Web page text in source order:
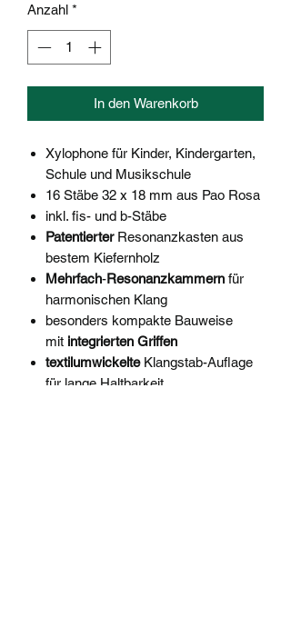
Anzahl *
In den Warenkorb
Xylophone für Kinder, Kindergarten,
Schule und Musikschule
16 Stäbe 32 x 18 mm aus Pao Rosa
inkl. fis- und b-Stäbe
PatentierterResonanzkasten aus
bestem Kiefernholz
Mehrfach-Resonanzkammern für
harmonischen Klang
besonders kompakte Bauweise
mit integrierten Griffen
textilumwickelteKlangstab-Auflage
für lange Haltbarkeit